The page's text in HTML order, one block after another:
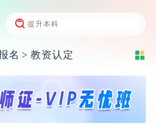
名 > 教资认定